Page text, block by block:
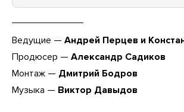
Ведущие — Андрей Перцев и
Продюсер — Александр Садиков
Монтаж — Дмитрий Бодров
Музыка — Виктор Давыдов